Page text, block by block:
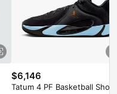
$6,146
Tatum 4 PF Basketball Shoes